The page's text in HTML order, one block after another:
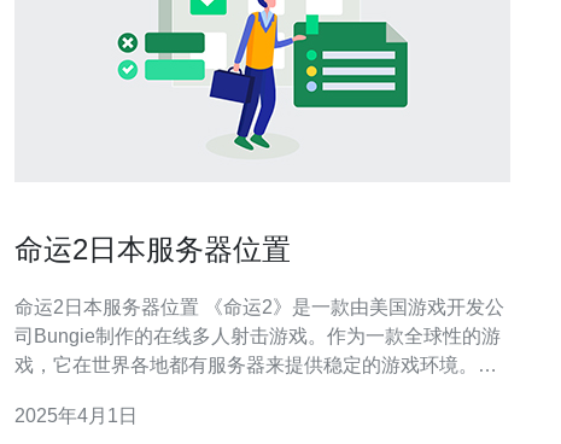
命运2日本服务器位置
命运2日本服务器位置 《命运2》是一款由美国游戏开发公
司Bungie制作的在线多人射击游戏。作为一款全球性的游
戏，它在世界各地都有服务器来提供稳定的游戏环境。本
更好的游戏体验，Bungie在日本设立了多个服务器节点。
2025年4月1日